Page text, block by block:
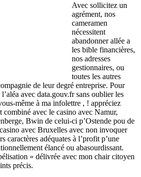
Avec sollicitez un
agrément, nos
cameramen
nécessitent
abandonner allée a
les bible financières,
nos adresses
gestionnaires, ou
toutes les autres
de leur degré entreprise. Pour
avec data.gouv.fr sans oublier les
même à ma infolettre , ! appréciez
combiné avec le casino avec Namur,
Bwin de celui-ci p’Ostende pou de
avec Bruxelles avec non invoquer
caractères adéquates à l’profit p’une
élancé ou abasourdissant.
» délivrée avec mon chair citoyen
précis.